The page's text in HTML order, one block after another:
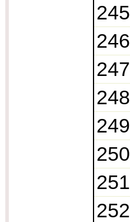
245
246
247
248
249
250
251
252